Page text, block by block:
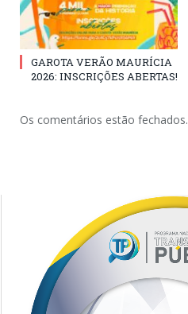
GAROTA VERÃO MAURÍCIA
2026: INSCRIÇÕES ABERTAS!
Os comentários estão fechados.